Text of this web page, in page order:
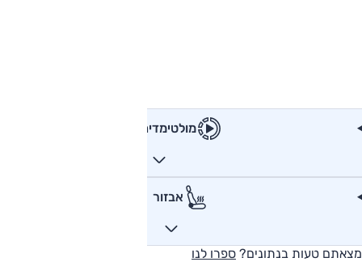
מולטימדיה
אבזור
מצאתם טעות בנתונים? ספרו לנו